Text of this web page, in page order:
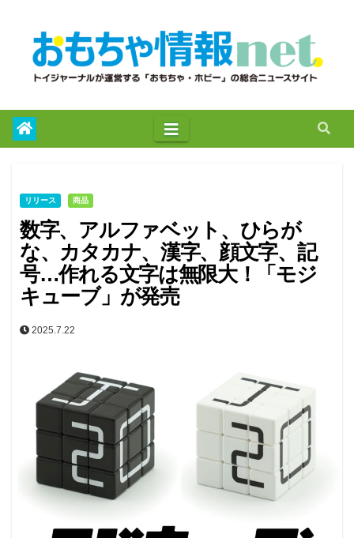
リリース 商品
数字、アルファベット、ひらが
な、カタカナ、漢字、顔文字、記
号…作れる文字は無限大！「モジ
キューブ」が発売
2025.7.22